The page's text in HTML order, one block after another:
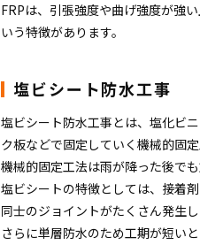
FRPは、引張強度や曲げ強度が強
いう特徴があります。
塩ビシート防水工事
塩ビシート防水工事とは、塩化ビ
ク板などで固定していく機械的固定
機械的固定工法は雨が降った後で
塩ビシートの特徴としては、接着
同士のジョイントがたくさん発生
さらに単層防水のため工期が短い